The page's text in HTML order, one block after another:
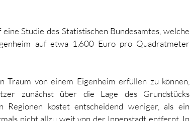
Studie des Statistischen Bundesamtes, welche
auf etwa 1.600 Euro pro Quadratmeter
Traum von einem Eigenheim erfüllen zu können,
zunächst über die Lage des Grundstücks
Regionen kostet entscheidend weniger, als ein
nicht allzu weit von der Innenstadt entfernt. In